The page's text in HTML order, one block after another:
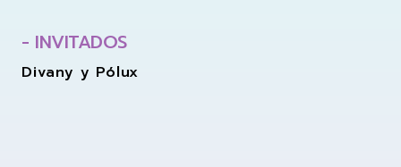
- INVITADOS
Divany y Pólux